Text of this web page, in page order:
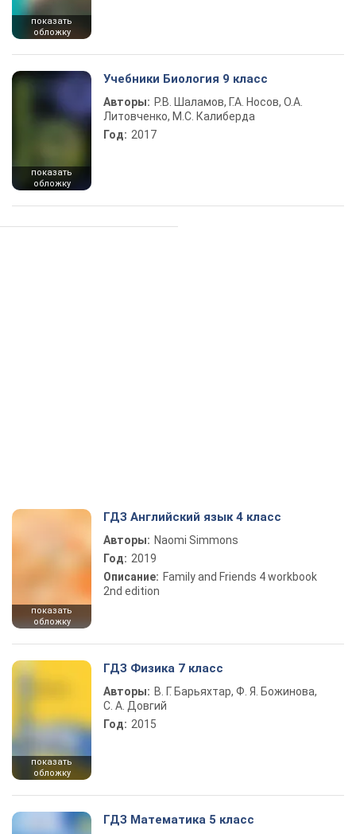
показать
обложку
показать
обложку
Учебники Биология 9 класс
Авторы: Р.В. Шаламов, Г.А. Носов, О.А.
Литовченко, М.С. Калиберда
Год: 2017
показать
обложку
ГДЗ Английский язык 4 класс
Авторы: Naomi Simmons
Год: 2019
Описание: Family and Friends 4 workbook
2nd edition
показать
обложку
ГДЗ Физика 7 класс
Авторы: В. Г. Барьяхтар, Ф. Я. Божинова,
С. А. Довгий
Год: 2015
ГДЗ Математика 5 класс